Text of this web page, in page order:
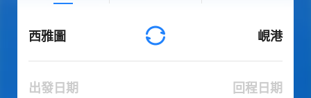
西雅圖 峴港
出發日期 回程日期